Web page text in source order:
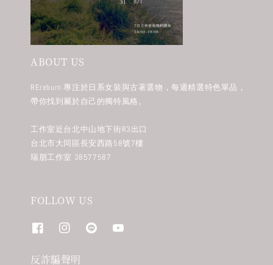
ABOUT US
REreburn 專注於日系女裝與古著選物，每週精選特色單品，
帶你找到屬於自己的獨特風格。
工作室近台北中山地下街R3出口
台北市大同區長安西路58號7樓
瑞朋工作室 38577587
FOLLOW US
反詐騙聲明